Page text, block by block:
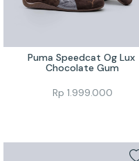
Puma Speedcat Og Lux
Chocolate Gum
Rp 1.999.000